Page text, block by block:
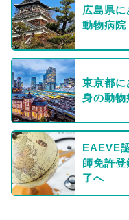
広島県
動物病院
東京都に
身の動物
EAEVE
師免許
了へ